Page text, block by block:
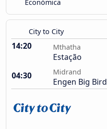
Económica
City to City
14:20 Mthatha
Estação
04:30
Midrand
Engen Big Bird